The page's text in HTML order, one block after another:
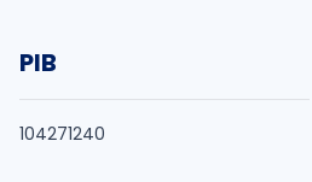
PIB
104271240